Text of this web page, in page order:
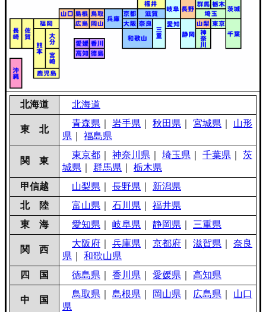
北海道 北海道
東 北
青森県 岩手県 秋田県 宮城県
山形
県
福島県
関 東
東京都 神奈川県 埼玉県 千葉県
茨
城県
群馬県
栃木県
甲信越
山梨県 長野県
新潟県
北 陸
富山県 石川県
福井県
東 海
愛知県 岐阜県 静岡県 三重県
関 西
大阪府 兵庫県 京都府 滋賀県
奈良
県
和歌山県
四 国
徳島県 香川県 愛媛県 高知県
中 国
鳥取県 島根県 岡山県 広島県
山口
県